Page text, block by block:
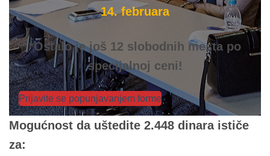
14. februara
*Ostalo je još 12 slobodnih mesta po
specijalnoj ceni!
Prijavite se popunjavanjem forme
Mogućnost da uštedite 2.448 dinara ističe
za: